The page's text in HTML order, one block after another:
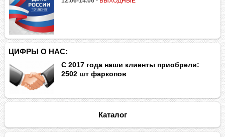
ЦИФРЫ О НАС:
С 2017 года наши клиенты приобрели:
2502 шт фаркопов
Каталог